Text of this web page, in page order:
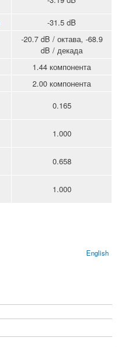
-31.5 dB
-20.7 dB / октава, -68.9
dB / декада
1.44 компонента
2.00 компонента
0.165
1.000
0.658
1.000
English